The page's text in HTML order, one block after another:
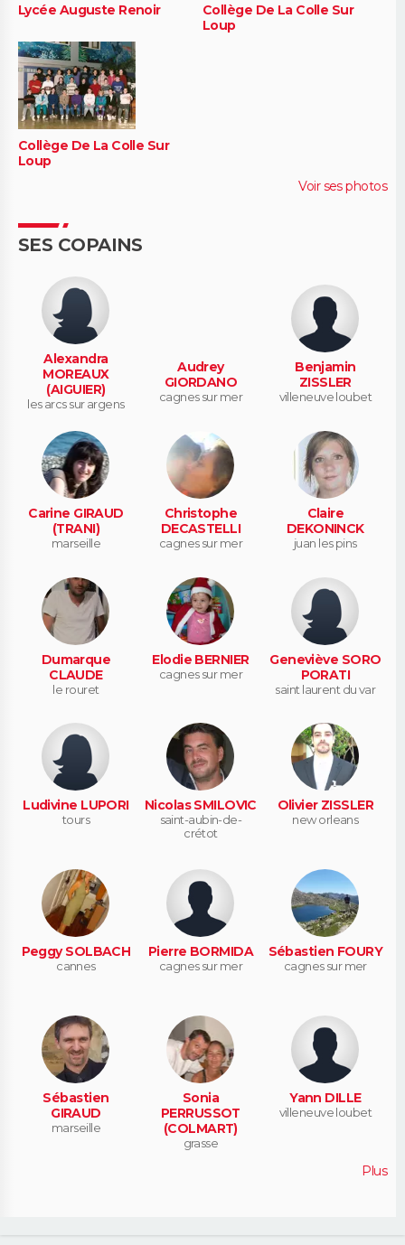
Lycée Auguste Renoir
Collège De La Colle Sur
Loup
Collège De La Colle Sur
Loup
Voir ses photos
SES COPAINS
Alexandra
MOREAUX
(AIGUIER)
les arcs sur argens
Audrey
GIORDANO
cagnes sur mer
Benjamin
ZISSLER
villeneuve loubet
Carine GIRAUD
(TRANI)
marseille
Christophe
DECASTELLI
cagnes sur mer
Claire
DEKONINCK
juan les pins
Dumarque
CLAUDE
le rouret
Elodie BERNIER
cagnes sur mer
Geneviève SORO
PORATI
saint laurent du var
Ludivine LUPORI
tours
Nicolas SMILOVIC
saint-aubin-de-
crétot
Olivier ZISSLER
new orleans
Peggy SOLBACH
cannes
Pierre BORMIDA
cagnes sur mer
Sébastien FOURY
cagnes sur mer
Sébastien
GIRAUD
marseille
Sonia
PERRUSSOT
(COLMART)
grasse
Yann DILLE
villeneuve loubet
Plus